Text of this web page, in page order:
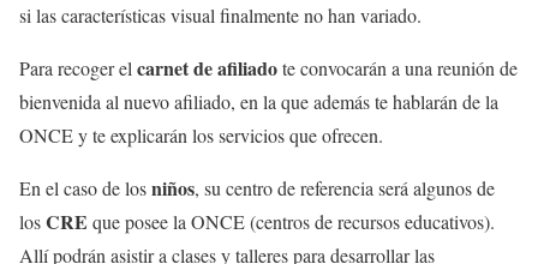
si las características visual finalmente no han variado.
Para recoger el carnet de afiliadote convocarán a una reunión de
bienvenida al nuevo afiliado, en la que además te hablarán de la
ONCE y te explicarán los servicios que ofrecen.
En el caso de losniños, su centro de referencia será algunos de
losCRE que posee la ONCE (centros de recursos educativos).
Allí podrán asistir a clases y talleres para desarrollar las